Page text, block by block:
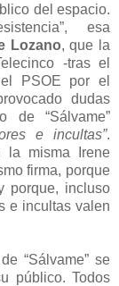
del espacio.
esa
Lozano, que la
-tras el
PSOE por el
dudas
“Sálvame”
e incultas”.
la misma Irene
firma, porque
porque, incluso
e incultas valen
“Sálvame” se
público. Todos